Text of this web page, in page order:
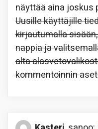
näyttää aina joskus
Uusille käyttäjille
kirjautumalla
nappia ja
alta
kommentoinnin